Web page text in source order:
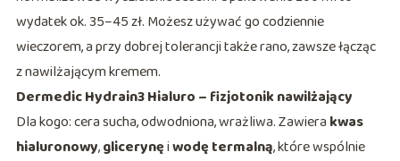
wydatek ok. 35–45 zł. Możesz używać go codziennie
wieczorem, a przy dobrej tolerancji także rano, zawsze łącząc
z nawilżającym kremem.
Dermedic Hydrain3 Hialuro – fizjotonik nawilżający
Dla kogo: cera sucha, odwodniona, wrażliwa. Zawiera kwas
hialuronowy,glicerynęiwodę termalną, które wspólnie